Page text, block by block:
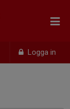
Logga in